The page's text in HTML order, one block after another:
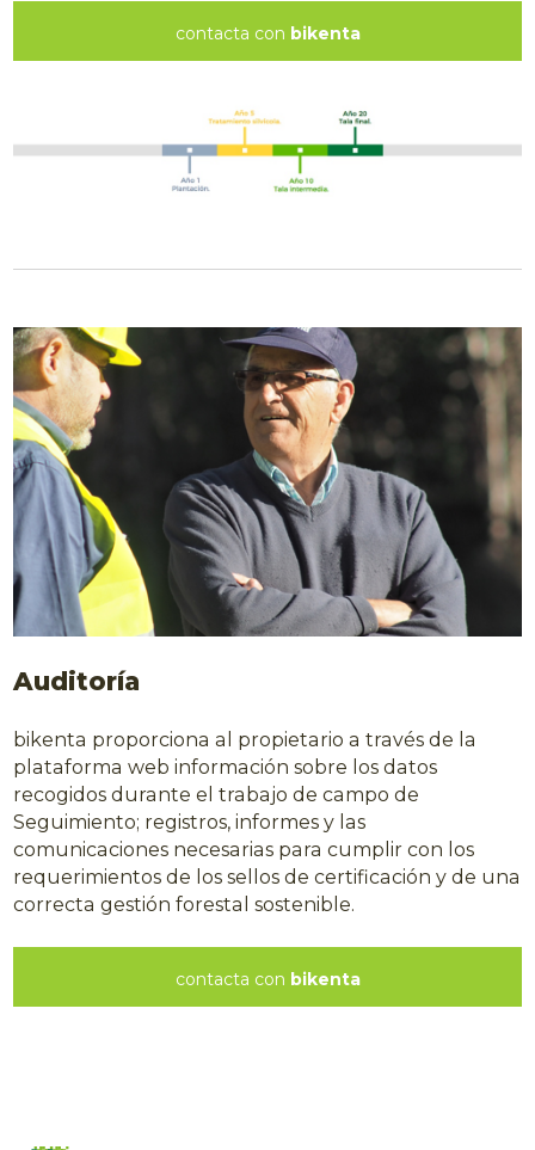
contacta con bikenta
Auditoría
bikenta proporciona al propietario a través de la
plataforma web información sobre los datos
recogidos durante el trabajo de campo de
Seguimiento; registros, informes y las
comunicaciones necesarias para cumplir con los
requerimientos de los sellos de certificación y de una
correcta gestión forestal sostenible.
contacta con bikenta